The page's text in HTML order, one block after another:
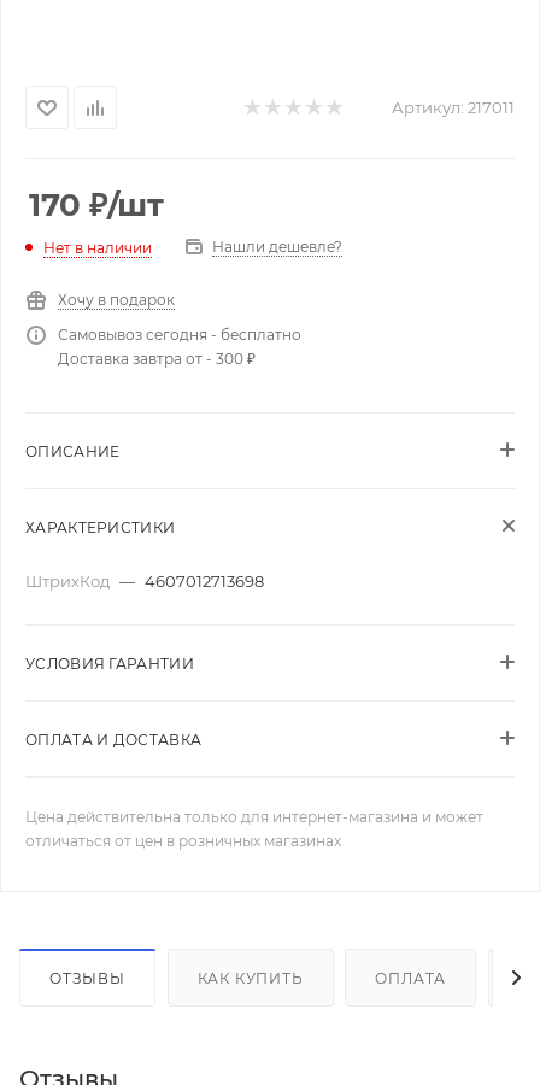
Артикул: 217011
170 ₽/шт
Нет в наличии Нашли дешевле?
Хочу в подарок
Самовывоз сегодня - бесплатно
Доставка завтра от - 300 ₽
ОПИСАНИЕ
ХАРАКТЕРИСТИКИ
ШтрихКод — 4607012713698
УСЛОВИЯ ГАРАНТИИ
ОПЛАТА И ДОСТАВКА
Цена действительна только для интернет-магазина и может
отличаться от цен в розничных магазинах
ОТЗЫВЫ КАК КУПИТЬ ОПЛАТА
Отзывы